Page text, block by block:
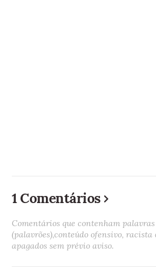
1 Comentários
Comentários que contenham
(palavrões),conteúdo ofensivo, racista
apagados sem prévio aviso.